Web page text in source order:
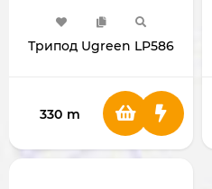
Трипод Ugreen LP586
330 m